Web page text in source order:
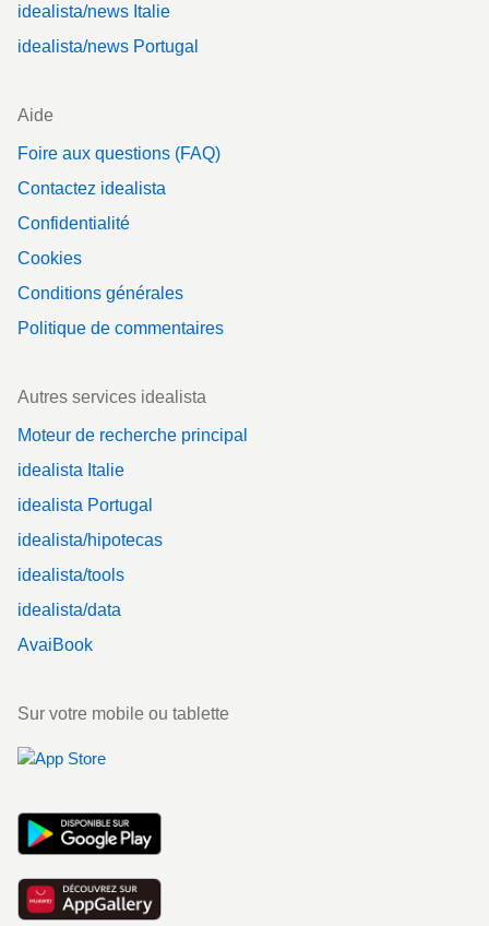
idealista/news Italie
idealista/news Portugal
Aide
Foire aux questions (FAQ)
Contactez idealista
Confidentialité
Cookies
Conditions générales
Politique de commentaires
Autres services idealista
Moteur de recherche principal
idealista Italie
idealista Portugal
idealista/hipotecas
idealista/tools
idealista/data
AvaiBook
Sur votre mobile ou tablette